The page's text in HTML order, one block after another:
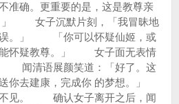
准确。更重要的是，这是教尊亲
」 女子沉默片刻，「我冒昧地
误。」 「你可以怀疑仙姬，或
能怀疑教尊。」 女子面无表情
闻清语展颜笑道：「好了。这
你去建康，完成你 的梦想。」
见。 确认女子离开之后，闻